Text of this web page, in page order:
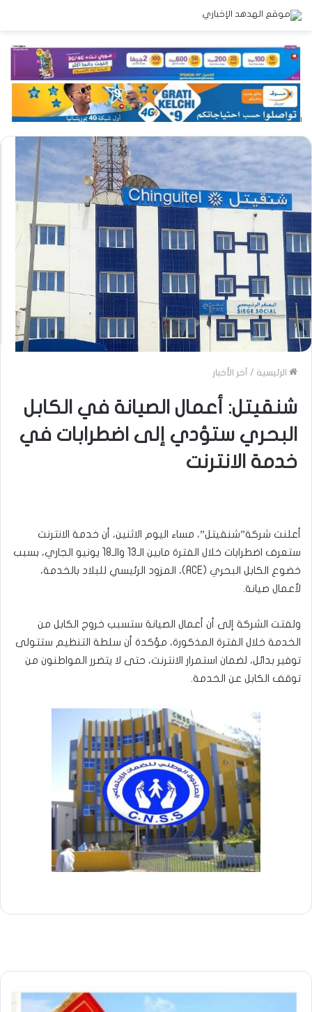
الرئيسية / آخر الأخبار
شنقيتل: أعمال الصيانة في الكابل
البحري ستؤدي إلى اضطرابات في
خدمة الانترنت
أعلنت شركة”شنقيتل”، مساء اليوم الاثنين، أن خدمة الانترنت
ستعرف اضطرابات خلال الفترة مابين الـ13 والـ18 يونيو الجاري، بسبب
خضوع الكابل البحري (ACE)، المزود الرئيسي للبلاد بالخدمة،
لأعمال صيانة.
ولفتت الشركة إلى أن أعمال الصيانة ستسبب خروج الكابل من
الخدمة خلال الفترة المذكورة، مؤكدة أن سلطة التنظيم ستتولى
توفير بدائل، لضمان استمرار الانترنت، حتى لا يتضرر المواطنون من
توقف الكابل عن الخدمة.